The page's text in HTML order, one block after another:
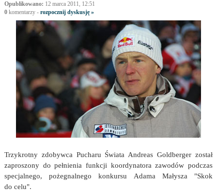
Opublikowano: 12 marca 2011, 12:51
0komentarzy - rozpocznij dyskusję »
Trzykrotny zdobywca Pucharu Świata Andreas Goldberger został
zaproszony do pełnienia funkcji koordynatora zawodów podczas
specjalnego, pożegnalnego konkursu Adama Małysza "Skok
do celu".